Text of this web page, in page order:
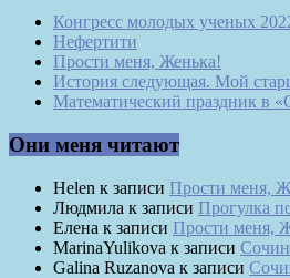
Конгресс молодых ученых
Нефертити
Прости меня, Женька!
История следующая. Мой
Математический праздник в
Они меня читают
Helen к записи Прости меня,
Людмила к записи Прогулка
Елена к записи Прости меня,
MarinaYulikova к записи
Galina Ruzanova к записи